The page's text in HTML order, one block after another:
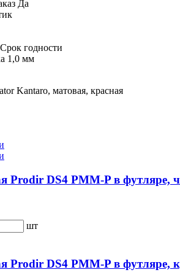
Да
Срок годности
1,0 мм
Kantaro, матовая, красная
Prodir DS4 PMM-P в футляре,
шт
Prodir DS4 PMM-P в футляре,